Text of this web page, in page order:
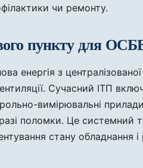
чи ремонту.
пункту для
енергія з
Сучасний ІТП
вимірювальні
поломки. Це системний
стану обладнання